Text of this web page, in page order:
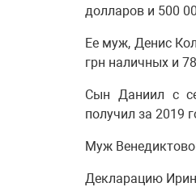
долларов и 500
Ее муж, Денис
грн наличных и
Сын Даниил с
получил за 2019
Муж
Декларацию